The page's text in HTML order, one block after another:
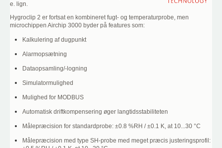
e. lign.
Hygroclip 2 er fortsat en kombineret fugt- og temperaturprobe, men
microchippen Airchip 3000 byder på features som:
Kalkulering af dugpunkt
Alarmopsætning
Dataopsamling/-logning
Simulatormulighed
Mulighed for MODBUS
Automatisk driftkompensering øger langtidsstabiliteten
Målepræcision for standardprobe: ±0.8 %RH / ±0.1 K, at 10...30 °C
Målepræcision med type SH-probe med meget præcis justeringsprofil: